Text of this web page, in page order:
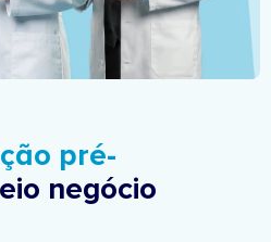
pré-
negócio